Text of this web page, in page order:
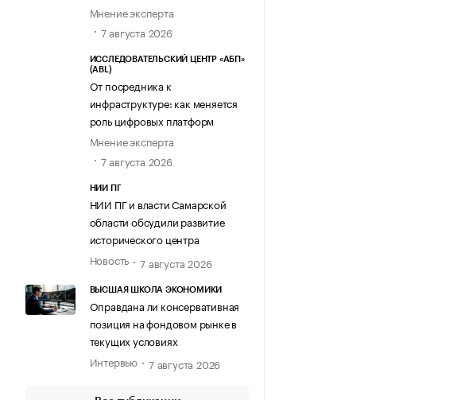
Мнение эксперта
7 августа 2026
ИССЛЕДОВАТЕЛЬСКИЙ ЦЕНТР «АБП»
(ABL)
От посредника к
инфраструктуре: как меняется
роль цифровых платформ
Мнение эксперта
7 августа 2026
НИИ ПГ
НИИ ПГ и власти Самарской
области обсудили развитие
исторического центра
Новость
7 августа 2026
ВЫСШАЯ ШКОЛА ЭКОНОМИКИ
Оправдана ли консервативная
позиция на фондовом рынке в
текущих условиях
Интервью
7 августа 2026